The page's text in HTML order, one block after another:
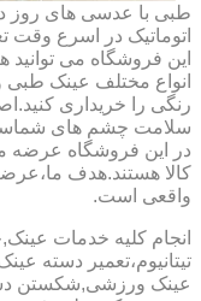
اتوماتیک در اسرع وقت
این فروشگاه می
انواع مختلف عینک طبی
رنگی را خریداری
سلامت چشم های
در این فروشگاه عرضه
کالا هستند.هدف
واقعی است.
انجام کلیه خدمات
تیتانیوم،تعمیر دسته
عینک ورزشی,شکستن